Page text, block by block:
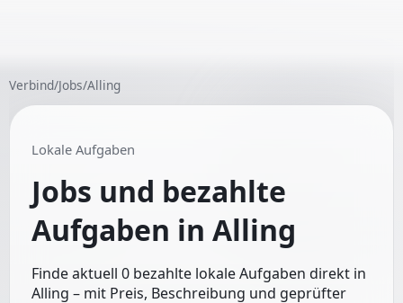
Verbind/Jobs/Alling
Lokale Aufgaben
Jobs und bezahlte
Aufgaben in Alling
Finde aktuell 0 bezahlte lokale Aufgaben direkt in
Alling – mit Preis, Beschreibung und geprüfter